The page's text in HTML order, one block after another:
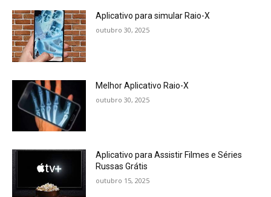
Aplicativo para simular Raio-X
outubro 30, 2025
Melhor Aplicativo Raio-X
outubro 30, 2025
Aplicativo para Assistir Filmes e Séries
Russas Grátis
outubro 15, 2025